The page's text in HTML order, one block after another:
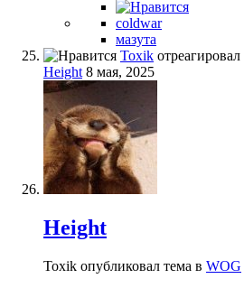
coldwar
мазута
Toxik
Height 8 мая, 2025
Height
Toxik опубликовал тема в WOG